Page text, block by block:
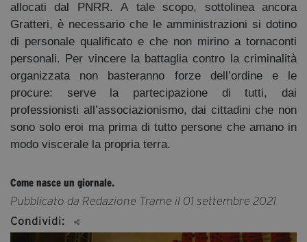
allocati dal PNRR. A tale scopo, sottolinea ancora
Gratteri, è necessario che le amministrazioni si dotino
di personale qualificato e che non mirino a tornaconti
personali. Per vincere la battaglia contro la criminalità
organizzata non basteranno forze dell’ordine e le
procure: serve la partecipazione di tutti, dai
professionisti all’associazionismo, dai cittadini che non
sono solo eroi ma prima di tutto persone che amano in
modo viscerale la propria terra.
Come nasce un giornale.
Pubblicato da Redazione Trame il 01 settembre 2021
Condividi: